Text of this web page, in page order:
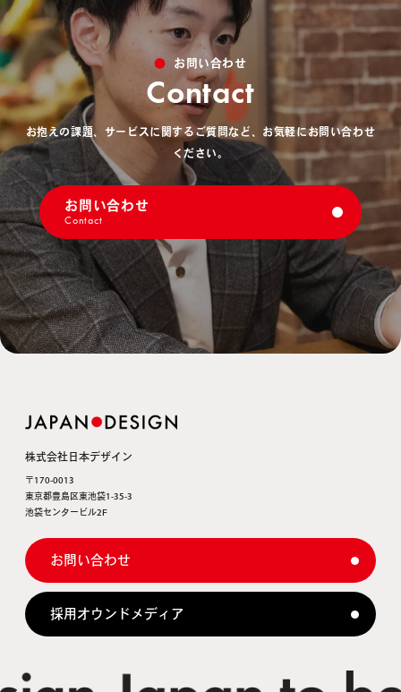
お問い合わせ
Contact
お抱えの課題、サービスに関するご質問など、お気軽にお問い合わせ
ください。
お問い合わせ
Contact
株式会社日本デザイン
〒170-0013
東京都豊島区東池袋1-35-3
池袋センタービル2F
お問い合わせ
採用オウンドメディア